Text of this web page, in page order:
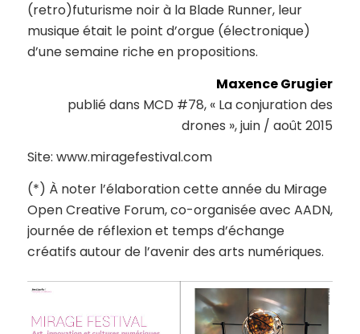
(retro)futurisme noir à la Blade Runner, leur
musique était le point d’orgue (électronique)
d’une semaine riche en propositions.
Maxence Grugier
publié dans MCD #78, « La conjuration des
drones », juin / août 2015
Site: www.miragefestival.com
(*) À noter l’élaboration cette année du Mirage
Open Creative Forum, co-organisée avec AADN,
journée de réflexion et temps d’échange
créatifs autour de l’avenir des arts numériques.